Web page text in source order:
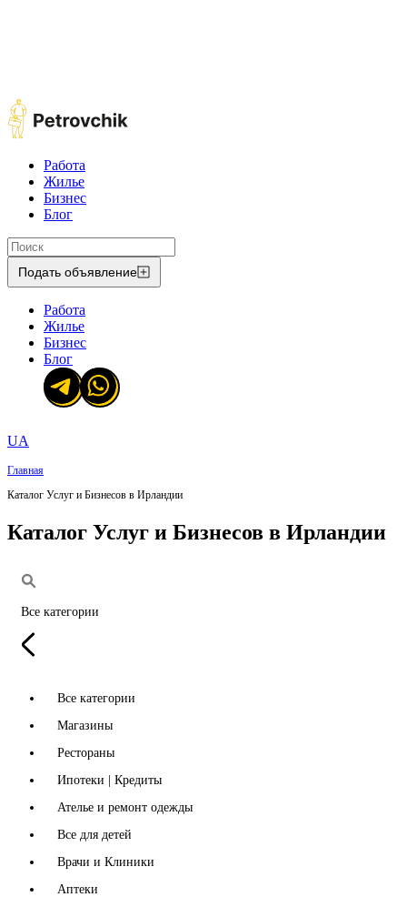
Работа
Жилье
Бизнес
Блог
Подать объявление
Работа
Жилье
Бизнес
Блог
UA
Главная
Каталог Услуг и Бизнесов в Ирландии
Каталог Услуг и Бизнесов в Ирландии
Все категории
Все категории
Магазины
Рестораны
Ипотеки | Кредиты
Ателье и ремонт одежды
Все для детей
Врачи и Клиники
Аптеки